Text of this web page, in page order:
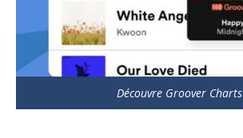
Découvre Groover Charts